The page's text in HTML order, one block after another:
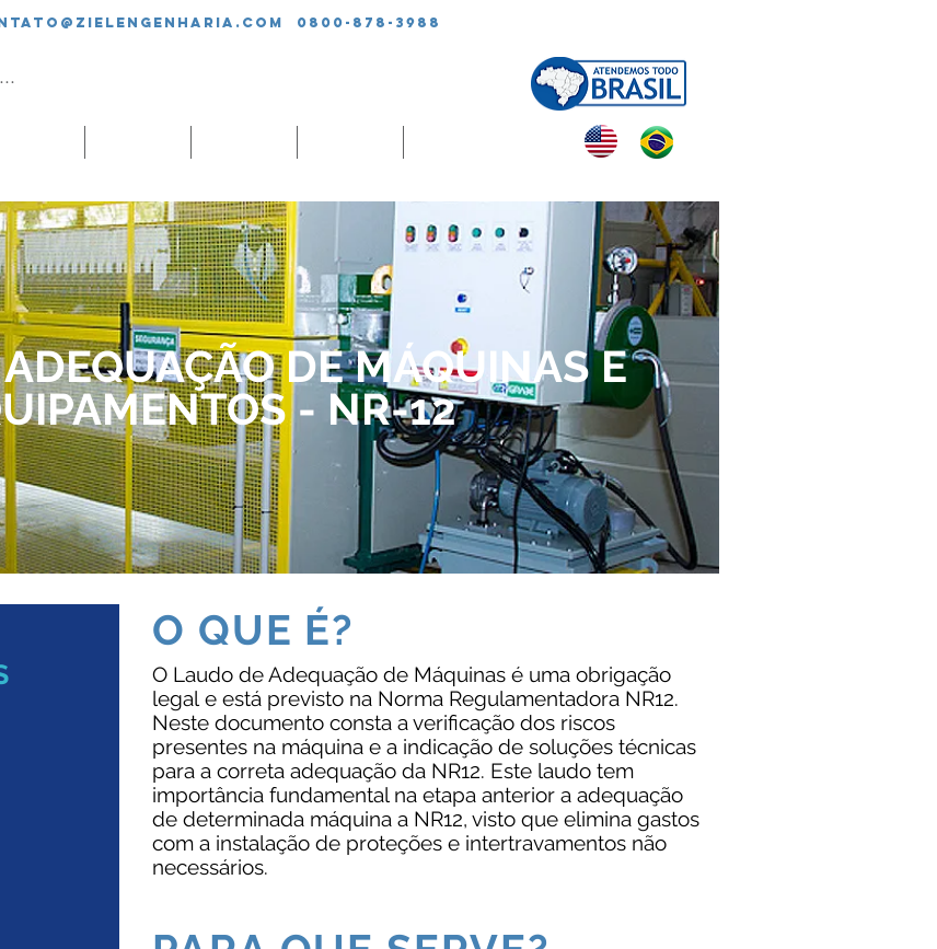
0800-878-3988
DE MÁQUINAS E
- NR-12
O QUE É?
O Laudo de Adequação de Máquinas é uma obrigação
legal e está previsto na Norma Regulamentadora NR12.
Neste documento consta a verificação dos riscos
presentes na máquina e a indicação de soluções técnicas
para a correta adequação da NR12. Este laudo tem
importância fundamental na etapa anterior a adequação
de determinada máquina a NR12, visto que elimina gastos
com a instalação de proteções e intertravamentos não
necessários.